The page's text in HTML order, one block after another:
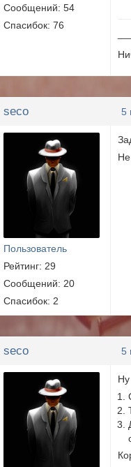
Сообщений: 54
Спасибок: 76
seco 5
Пользователь
Рейтинг: 29
Сообщений: 20
Спасибок: 2
Не
seco 5
Ну